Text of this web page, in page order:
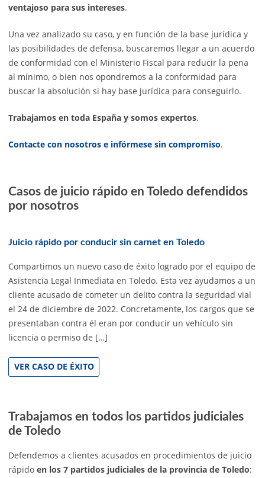
ventajoso para sus intereses.
Una vez analizado su caso, y en función de la base jurídica y
las posibilidades de defensa, buscaremos llegar a un acuerdo
de conformidad con el Ministerio Fiscal para reducir la pena
al mínimo, o bien nos opondremos a la conformidad para
buscar la absolución si hay base jurídica para conseguirlo.
Trabajamos en toda España y somos expertos.
Contacte con nosotros e infórmese sin compromiso.
Casos de juicio rápido en Toledo defendidos
por nosotros
Juicio rápido por conducir sin carnet en Toledo
Compartimos un nuevo caso de éxito logrado por el equipo de
Asistencia Legal Inmediata en Toledo. Esta vez ayudamos a un
cliente acusado de cometer un delito contra la seguridad vial
el 24 de diciembre de 2022. Concretamente, los cargos que se
presentaban contra él eran por conducir un vehículo sin
licencia o permiso de […]
VER CASO DE ÉXITO
Trabajamos en todos los partidos judiciales
de Toledo
Defendemos a clientes acusados en procedimientos de juicio
rápido en los 7 partidos judiciales de la provincia de Toledo: